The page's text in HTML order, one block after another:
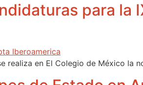
para
realiza en El Colegio de México la